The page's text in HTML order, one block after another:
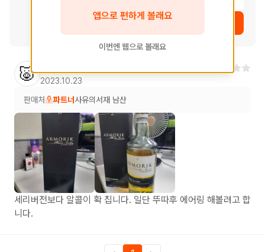
상품 보러가기
🐷 2023.10.23
판매처 파트너 사유의서재 남산
세리버전보다 알콜이 확 칩니다. 일단 뚜따후 에어링 해볼려고 합
니다.
앱으로 편하게 볼래요
이번엔 웹으로 볼래요